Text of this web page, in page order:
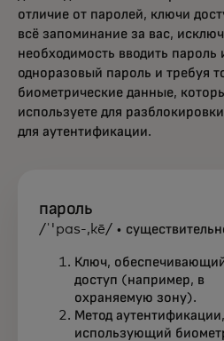
отличие от паролей, ключи
всё запоминание за вас,
необходимость вводить пароль
одноразовый пароль и требуя
биометрические данные,
используете для
для аутентификации.
пароль
/ˈ'pas-,kē/ •
Ключ,
доступ (например, в
охраняемую зону).
Метод аутентификации,
использующий